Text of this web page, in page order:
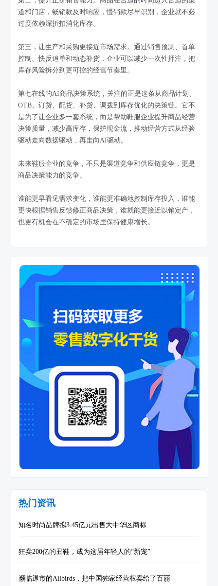
道和门店，畅销款及时响应，慢销款尽早识别，企业就不必
过度依赖深折扣消化库存。
第三，让生产和采购更接近市场需求。通过销售预测、首单
控制、快反追单和动态补货，企业可以减少一次性押注，把
库存风险拆分到更可控的经营节奏里。
第七在线的AI商品决策系统，关注的正是这条从商品计划、
OTB、订货、配货、补货、调拨到库存优化的决策链。它不
是为了让企业多一套系统，而是帮助鞋服企业提升商品经营
决策质量，减少高库存，保护现金流，推动经营方式从经验
驱动走向数据驱动，再走向AI驱动。
未来鞋服企业的竞争，不只是渠道竞争和供应链竞争，更是
商品决策能力的竞争。
谁能更早看见需求变化，谁能更准确地控制库存投入，谁能
更快根据销售反馈修正商品决策，谁就能更接近以销定产，
也更有机会在不确定的市场里保持健康增长。
热门资讯
知名时尚品牌拟3.45亿元出售大中华区商标
狂卖200亿的丑鞋，成为这届年轻人的“新宠”
濒临退市的Allbirds，把中国独家经营权卖给了百丽